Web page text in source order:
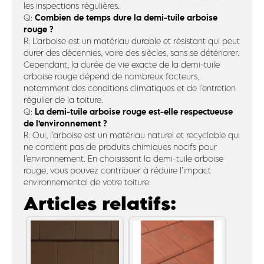
les inspections régulières.
Q: Combien de temps dure la demi-tuile arboise
rouge ?
R: L’arboise est un matériau durable et résistant qui peut
durer des décennies, voire des siècles, sans se détériorer.
Cependant, la durée de vie exacte de la demi-tuile
arboise rouge dépend de nombreux facteurs,
notamment des conditions climatiques et de l’entretien
régulier de la toiture.
Q: La demi-tuile arboise rouge est-elle respectueuse
de l’environnement ?
R: Oui, l’arboise est un matériau naturel et recyclable qui
ne contient pas de produits chimiques nocifs pour
l’environnement. En choisissant la demi-tuile arboise
rouge, vous pouvez contribuer à réduire l’impact
environnemental de votre toiture.
Articles relatifs: